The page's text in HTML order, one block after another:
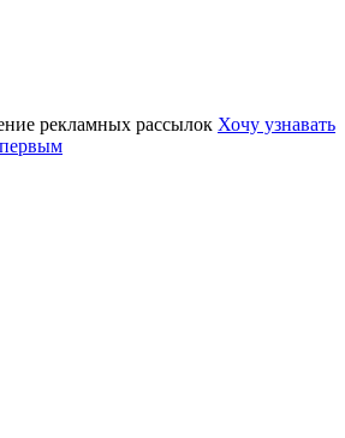
рекламных рассылок Хочу узнавать